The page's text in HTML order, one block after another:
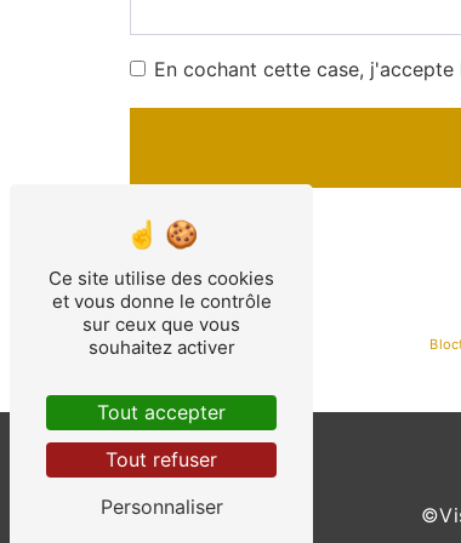
En cochant cette case,
** Les données personnelles communiquées
dans le seul but de répondre à votre
contact@dltpharma.fr. Vous disposez de
d’introduire une réclamation auprès d’une
Félix Faure, 33200 BORDEAUX ou par
de prise de contact puis pendant la durée de
téléphonique, disponible à cette adresse:
©
Ce site utilise des cookies
et vous donne le contrôle
sur ceux que vous
souhaitez activer
Tout accepter
Tout refuser
Personnaliser